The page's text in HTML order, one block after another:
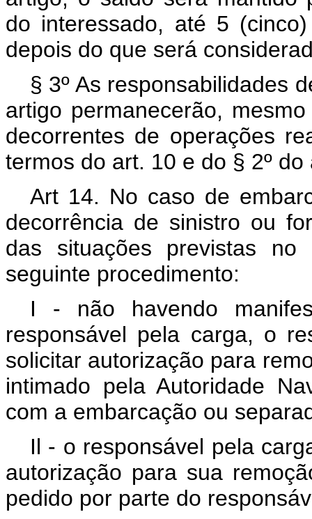
do interessado, até 5
depois do que será
§ 3º As responsabilidades
artigo permanecerão,
decorrentes de operações
termos do art. 10 e do § 2º do
Art 14. No caso de
decorrência de sinistro ou
das situações previstas
seguinte procedimento:
I - não havendo
responsável pela carga, o
solicitar autorização para
intimado pela Autoridade
com a embarcação ou
Il - o responsável pela
autorização para sua
pedido por parte do